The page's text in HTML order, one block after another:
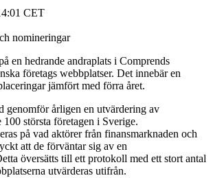
CET
nomineringar
en hedrande andraplats i Comprends
företags webbplatser. Det innebär en
jämfört med förra året.
genomför årligen en utvärdering av
största företagen i Sverige.
på vad aktörer från finansmarknaden och
att de förväntar sig av en
översätts till ett protokoll med ett stort antal
utvärderas utifrån.